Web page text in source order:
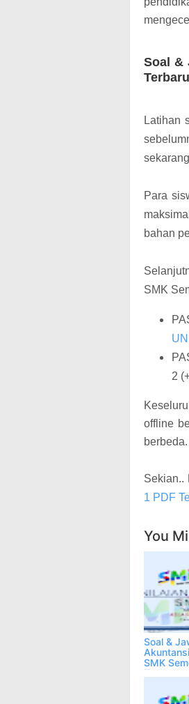
Soal &
Terbaru
Latihan
Para
bahan
SMK
2
offline
berbeda.
Sekian..
1 PDF
You
Soal &
SMK
Terbaru